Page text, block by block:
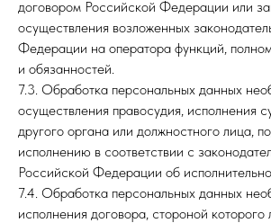
договором Российской Федерации или
осуществления возложенных
Федерации на оператора функций,
и обязанностей.
7.3. Обработка персональных данных
осуществления правосудия, исполнения
другого органа или должностного лица,
исполнению в соответствии с
Российской Федерации об
7.4. Обработка персональных данных
исполнения договора, стороной которого